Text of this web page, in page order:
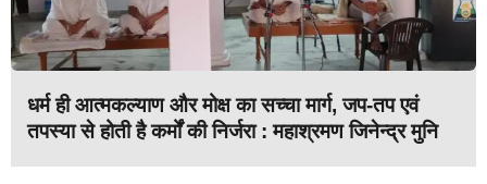
धर्म ही आत्मकल्याण और मोक्ष का सच्चा मार्ग, जप-तप एवं
तपस्या से होती है कर्मों की निर्जरा : महाश्रमण जिनेन्द्र मुनि